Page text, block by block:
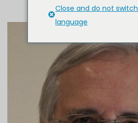
Close and do not switch
language